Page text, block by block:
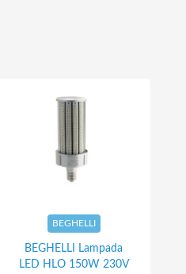
BEGHELLI
BEGHELLI Lampada
LED HLO 150W 230V